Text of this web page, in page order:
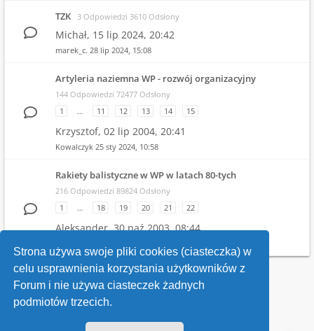
Strona używa swoje pliki cookies (ciasteczka) w
celu usprawnienia korzystania użytkowników z
Forum i nie używa ciasteczek żadnych
podmiotów trzecich.
TZK 3 Odpowiedzi 3610 Odsłony
Michał, 15 lip 2024, 20:42
marek_c. 28 lip 2024, 15:08
Artyleria naziemna WP - rozwój organizacyjny
144 Odpowiedzi 72477 Odsłony
1
… 11 12 13 14 15
Krzysztof, 02 lip 2004, 20:41
Kowalczyk 25 sty 2024, 10:58
Rakiety balistyczne w WP w latach 80-tych
216 Odpowiedzi 89824 Odsłony
1
… 18 19 20 21 22
Aleksander,30 paź 2003, 08:44
Wróć do wykazu forów